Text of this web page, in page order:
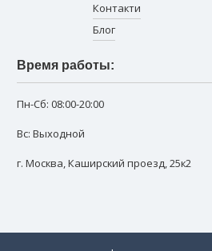
Контакти
Блог
Время работы:
Пн-Сб: 08:00-20:00
Вс: Выходной
г. Москва,Каширский проезд, 25к2